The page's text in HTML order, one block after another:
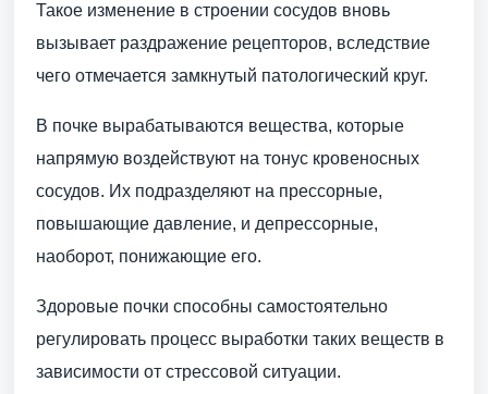
Такое изменение в строении сосудов вновь
вызывает раздражение рецепторов, вследствие
чего отмечается замкнутый патологический круг.
В почке вырабатываются вещества, которые
напрямую воздействуют на тонус кровеносных
сосудов. Их подразделяют на прессорные,
повышающие давление, и депрессорные,
наоборот, понижающие его.
Здоровые почки способны самостоятельно
регулировать процесс выработки таких веществ в
зависимости от стрессовой ситуации.